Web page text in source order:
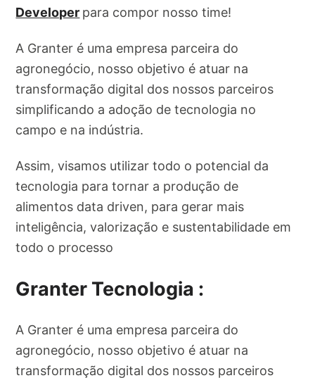
Developer para compor nosso time!
A Granter é uma empresa parceira do
agronegócio, nosso objetivo é atuar na
transformação digital dos nossos parceiros
simplificando a adoção de tecnologia no
campo e na indústria.
Assim, visamos utilizar todo o potencial da
tecnologia para tornar a produção de
alimentos data driven, para gerar mais
inteligência, valorização e sustentabilidade em
todo o processo
Granter Tecnologia :
A Granter é uma empresa parceira do
agronegócio, nosso objetivo é atuar na
transformação digital dos nossos parceiros